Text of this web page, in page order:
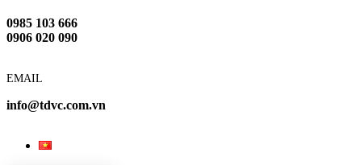
0985 103 666
0906 020 090
EMAIL
info@tdvc.com.vn